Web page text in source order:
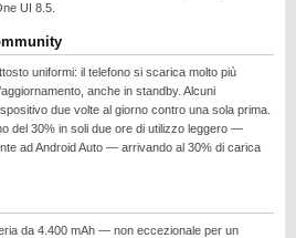
UI 8.5.
uniformi: il telefono si scarica molto più
anche in standby. Alcuni
due volte al giorno contro una sola prima.
del 30% in soli due ore di utilizzo leggero —
ad Android Auto — arrivando al 30% di carica
da 4.400 mAh — non eccezionale per un